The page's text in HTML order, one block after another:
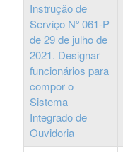
Instrução de
Serviço Nº 061-P
de 29 de julho de
2021. Designar
funcionários para
compor o
Sistema
Integrado de
Ouvidoria